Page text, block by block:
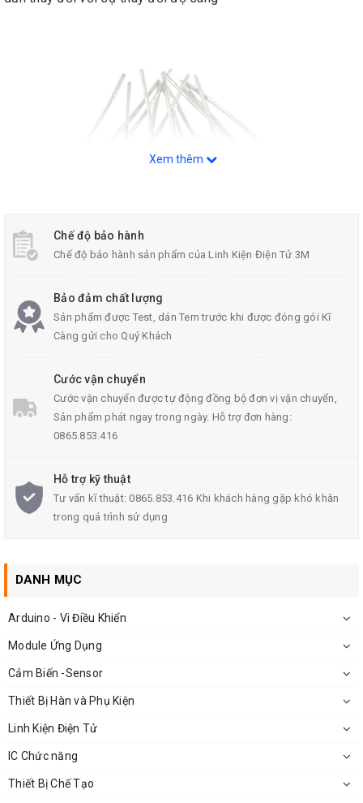
Cảm Biến Ánh Sáng- Quang Trở CDS 5mm
Max.Voltage 250 VDC,
Max. Power: 200mW
Kháng ánh sáng (10Lux): 10 ~ 20 (KΩ)
kháng Dark: 2 (MΩ)
Nhiệt độ môi trường .: -30 ~ +70 o C
Thời gian đáp ứng (ms): Tăng: 30ms/ Giảm: 30ms.
Xem thêm
Chế độ bảo hành
Chế độ bảo hành sản phẩm của Linh Kiện Điện Tử 3M
Bảo đảm chất lượng
Sản phẩm được Test, dán Tem trước khi được đóng gói Kĩ
Càng gửi cho Quý Khách
Cước vận chuyển
Cước vận chuyển được tự động đồng bộ đơn vị vận chuyển,
Sản phẩm phát ngay trong ngày. Hỗ trợ đơn hàng:
0865.853.416
Hỗ trợ kỹ thuật
Tư vấn kĩ thuật: 0865.853.416 Khi khách hàng gặp khó khăn
trong quá trình sử dụng
DANH MỤC
Arduino - Vi Điều Khiển
Module Ứng Dụng
Cảm Biến -Sensor
Thiết Bị Hàn và Phụ Kiện
Linh Kiện Điện Tử
IC Chức năng
Thiết Bị Chế Tạo